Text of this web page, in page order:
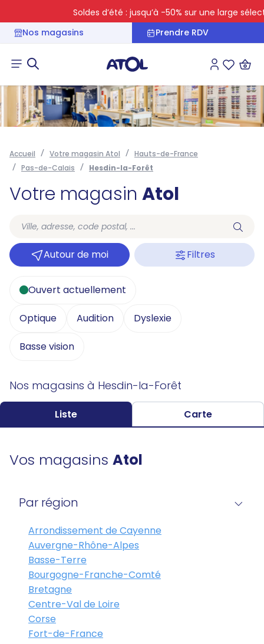
Soldes d’été : jusqu’à -50% sur une large
Nos magasins
Prendre RDV
Connexion
Accueil Votre magasin Atol
Hauts-de-France
Pas-de-Calais
Hesdin-la-Forêt
Votre magasin Atol
Autour de moi Filtres
Ouvert actuellement
Optique Audition Dyslexie
Basse vision
Nos magasins à Hesdin-la-Forêt
Liste Carte
Vos magasins Atol
Par région
Arrondissement de Cayenne
Auvergne-Rhône-Alpes
Basse-Terre
Bourgogne-Franche-Comté
Bretagne
Centre-Val de Loire
Corse
Fort-de-France